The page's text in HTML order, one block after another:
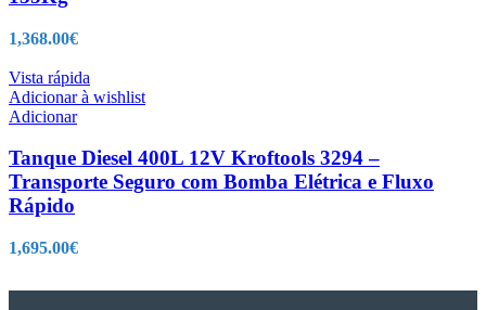
1,368.00€
Vista rápida
Adicionar à wishlist
Adicionar
Tanque Diesel 400L 12V Kroftools 3294 –
Transporte Seguro com Bomba Elétrica e Fluxo
Rápido
1,695.00€